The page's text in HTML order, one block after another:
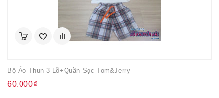
Bộ Áo Thun 3 Lỗ+quần Sọc Tom&Jerry
60.000₫